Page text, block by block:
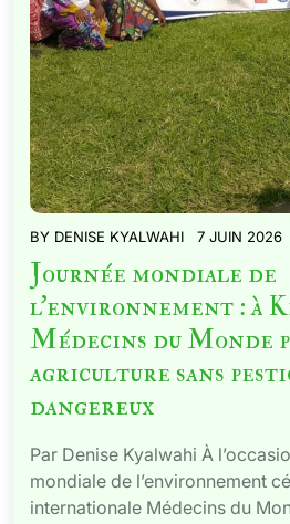
BY DENISE KYALWAHI 7 JUIN 2026
Journée mondiale de
l’environnement : à
Médecins du Monde
agriculture sans
dangereux
Par Denise Kyalwahi À
mondiale de l’environnement
internationale Médecins du